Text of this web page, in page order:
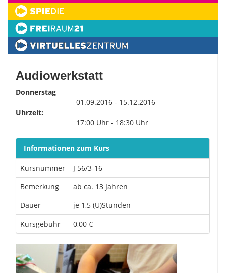
Audiowerkstatt
Donnerstag
01.09.2016 - 15.12.2016
Uhrzeit:
17:00 Uhr - 18:30 Uhr
Informationen zum Kurs
Kursnummer
J 56/3-16
Bemerkung
ab ca. 13 Jahren
Dauer
je 1,5 (U)Stunden
Kursgebühr
0,00 €